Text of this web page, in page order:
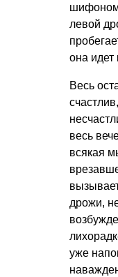
шифоном
левой
она
Весь
весь
всякая
дрожи,
уже